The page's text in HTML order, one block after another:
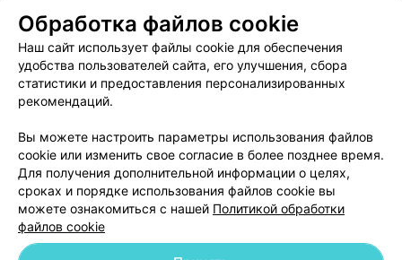
Пользовательское соглашение
Способы оплаты
Вакансии
Партнеры
Написать руководителю 103.by
Обработка персональных данных
Обработка файлов cookie
Наш сайт использует файлы cookie для обеспечения
удобства пользователей сайта, его улучшения, сбора
статистики и предоставления персонализированных
рекомендаций.
Вы можете настроить параметры использования файлов
cookie или изменить свое согласие в более позднее время.
Для получения дополнительной информации о целях,
сроках и порядке использования файлов cookie вы
можете ознакомиться с нашей Политикой обработки
файлов cookie